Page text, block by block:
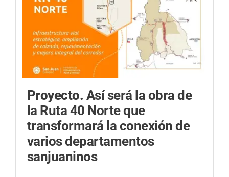
Proyecto. Así será la obra de
la Ruta 40 Norte que
transformará la conexión de
varios departamentos
sanjuaninos